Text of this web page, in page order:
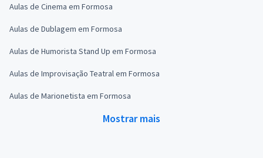
Aulas de Cinema em Formosa
Aulas de Dublagem em Formosa
Aulas de Humorista Stand Up em Formosa
Aulas de Improvisação Teatral em Formosa
Aulas de Marionetista em Formosa
Mostrar mais